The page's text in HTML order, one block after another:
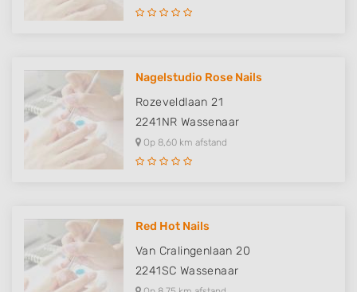
Nagelstudio Rose Nails
Rozeveldlaan 21
2241NR Wassenaar
Op 8,60 km afstand
Red Hot Nails
Van Cralingenlaan 20
2241SC Wassenaar